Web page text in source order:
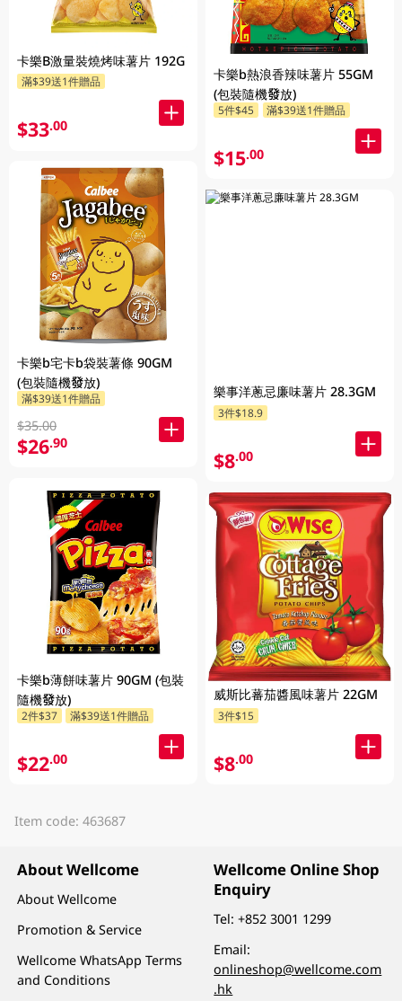
卡樂B激量裝燒烤味薯片 192G
滿$39送1件贈品
$33.00
卡樂b宅卡b袋裝薯條 90GM
(包裝隨機發放)
滿$39送1件贈品
$35.00
$26.90
卡樂b薄餅味薯片 90GM (包裝
隨機發放)
2件$37 滿$39送1件贈品
$22.00
卡樂b熱浪香辣味薯片 55GM
(包裝隨機發放)
5件$45 滿$39送1件贈品
$15.00
樂事洋蔥忌廉味薯片 28.3GM
3件$18.9
$8.00
威斯比蕃茄醬風味薯片 22GM
3件$15
$8.00
Item code: 463687
About Wellcome
About Wellcome
Promotion & Service
Wellcome WhatsApp Terms
and Conditions
Wellcome Online Shop
Enquiry
Tel:+852 3001 1299
Email:
onlineshop@wellcome.com
.hk